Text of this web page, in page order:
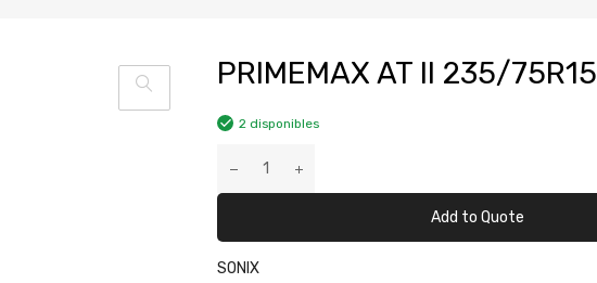
PRIMEMAX AT II 235/75R15
2 disponibles
Add to Quote
SONIX